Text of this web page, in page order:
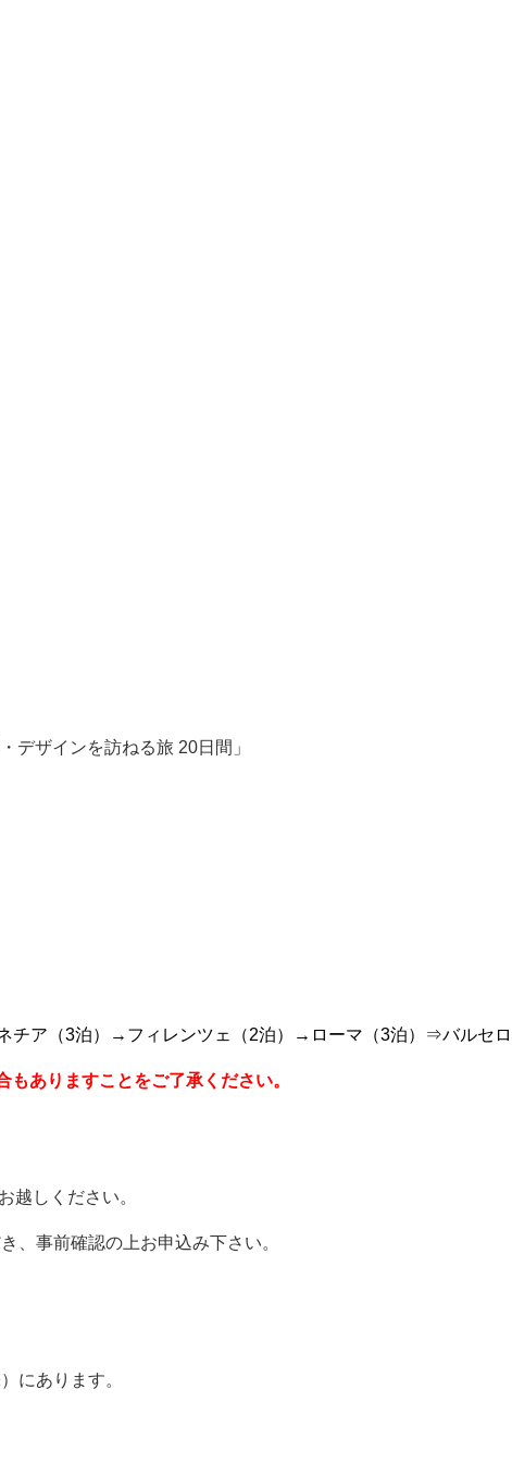
デザインを訪ねる旅 20日間」
ア（3泊）→フィレンツェ（2泊）→ローマ（3泊）⇒バルセ
ありますことをご了承ください。
越しください。
、事前確認の上お申込み下さい。
にあります。